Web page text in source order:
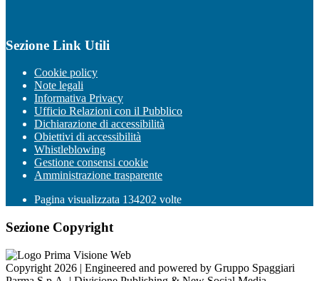
Sezione Link Utili
Cookie policy
Note legali
Informativa Privacy
Ufficio Relazioni con il Pubblico
Dichiarazione di accessibilità
Obiettivi di accessibilità
Whistleblowing
Gestione consensi cookie
Amministrazione trasparente
Pagina visualizzata 134202 volte
Sezione Copyright
Copyright 2026 | Engineered and powered by Gruppo Spaggiari